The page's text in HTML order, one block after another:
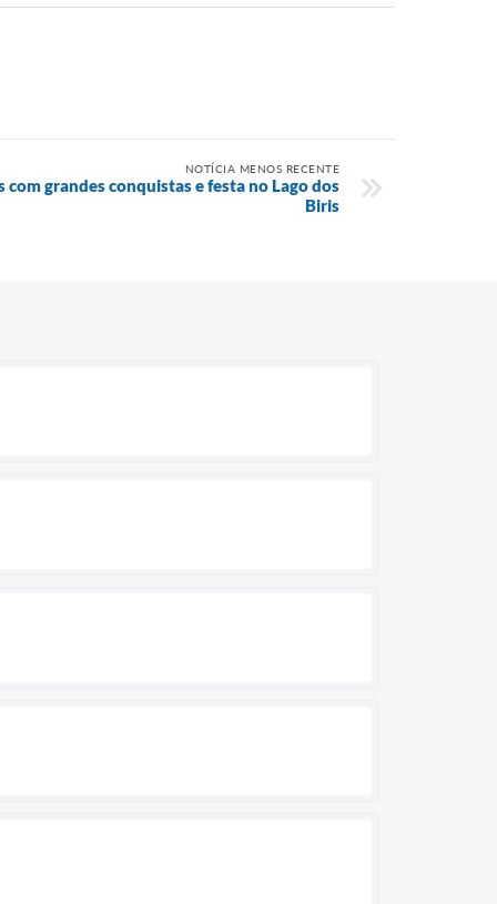
NOTÍCIA MENOS RECENTE
com grandes conquistas e festa no Lago dos
Biris